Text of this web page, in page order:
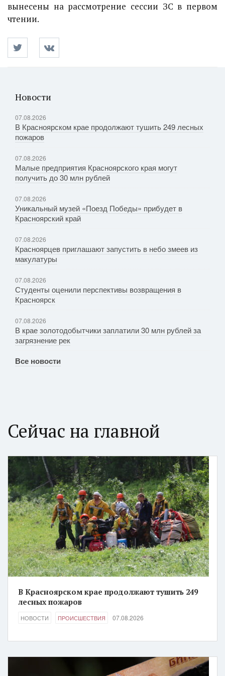
вынесены на рассмотрение сессии ЗС в первом
чтении.
Новости
07.08.2026
В Красноярском крае продолжают тушить 249 лесных
пожаров
07.08.2026
Малые предприятия Красноярского края могут
получить до 30 млн рублей
07.08.2026
Уникальный музей «Поезд Победы» прибудет в
Красноярский край
07.08.2026
Красноярцев приглашают запустить в небо змеев из
макулатуры
07.08.2026
Студенты оценили перспективы возвращения в
Красноярск
07.08.2026
В крае золотодобытчики заплатили 30 млн рублей за
загрязнение рек
Все новости
Сейчас на главной
В Красноярском крае продолжают тушить 249
лесных пожаров
НОВОСТИ ПРОИСШЕСТВИЯ 07.08.2026